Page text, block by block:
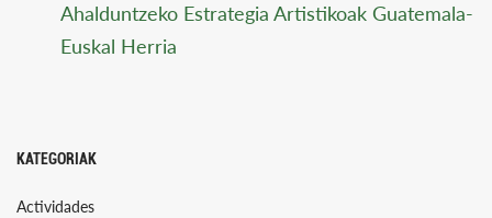
Ahalduntzeko Estrategia Artistikoak Guatemala-
Euskal Herria
KATEGORIAK
Actividades